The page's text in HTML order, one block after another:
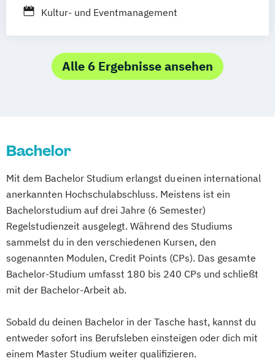
Kultur- und Eventmanagement
Alle 6 Ergebnisse ansehen
Bachelor
Mit dem Bachelor Studium erlangst du einen international
anerkannten Hochschulabschluss. Meistens ist ein
Bachelorstudium auf drei Jahre (6 Semester)
Regelstudienzeit ausgelegt. Während des Studiums
sammelst du in den verschiedenen Kursen, den
sogenannten Modulen, Credit Points (CPs). Das gesamte
Bachelor-Studium umfasst 180 bis 240 CPs und schließt
mit der Bachelor-Arbeit ab.
Sobald du deinen Bachelor in der Tasche hast, kannst du
entweder sofort ins Berufsleben einsteigen oder dich mit
einem Master Studium weiter qualifizieren.